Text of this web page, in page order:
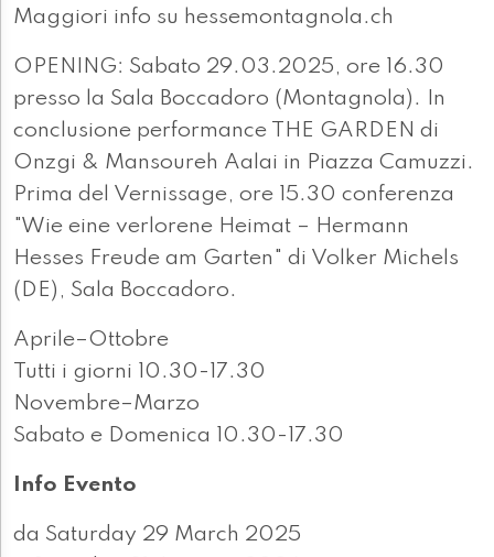
Maggiori info su hessemontagnola.ch
OPENING: Sabato 29.03.2025, ore 16.30
presso la Sala Boccadoro (Montagnola). In
conclusione performance THE GARDEN di
Onzgi & Mansoureh Aalai in Piazza Camuzzi.
Prima del Vernissage, ore 15.30 conferenza
"Wie eine verlorene Heimat – Hermann
Hesses Freude am Garten" di Volker Michels
(DE), Sala Boccadoro.
Aprile–Ottobre
Tutti i giorni 10.30-17.30
Novembre–Marzo
Sabato e Domenica 10.30-17.30
Info Evento
da Saturday 29 March 2025